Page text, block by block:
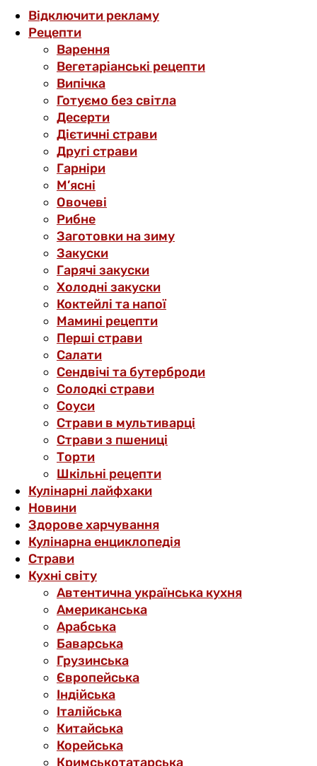
Відключити рекламу
Рецепти
Варення
Вегетаріанські рецепти
Випічка
Готуємо без світла
Десерти
Дієтичні страви
Другі страви
Гарніри
М’ясні
Овочеві
Рибне
Заготовки на зиму
Закуски
Гарячі закуски
Холодні закуски
Коктейлі та напої
Мамині рецепти
Перші страви
Салати
Сендвічі та бутерброди
Солодкі страви
Соуси
Страви в мультиварці
Страви з пшениці
Торти
Шкільні рецепти
Кулінарні лайфхаки
Новини
Здорове харчування
Кулінарна енциклопедія
Страви
Кухні світу
Автентична українська кухня
Американська
Арабська
Баварська
Грузинська
Європейська
Індійська
Італійська
Китайська
Корейська
Кримськотатарська